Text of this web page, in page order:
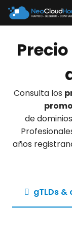
Consulta los
de
años
gTLDs &